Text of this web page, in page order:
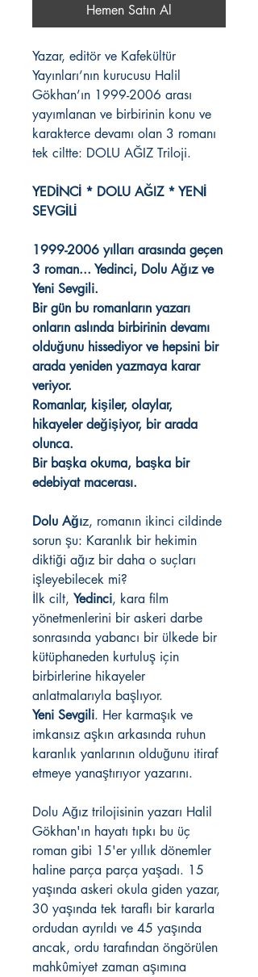
Hemen Satın Al
Yazar, editör ve Kafekültür
Yayınları’nın kurucusu Halil
Gökhan’ın 1999-2006 arası
yayımlanan ve birbirinin konu ve
karakterce devamı olan 3 romanı
tek ciltte: DOLU AĞIZ Triloji.
YEDİNCİ * DOLU AĞIZ * YENİ
SEVGİLİ
1999-2006 yılları arasında geçen
3 roman... Yedinci, Dolu Ağız ve
Yeni Sevgili.
Bir gün bu romanların yazarı
onların aslında birbirinin devamı
olduğunu hissediyor ve hepsini bir
arada yeniden yazmaya karar
veriyor.
Romanlar, kişiler, olaylar,
hikayeler değişiyor, bir arada
olunca.
Bir başka okuma, başka bir
edebiyat macerası.
Dolu Ağız, romanın ikinci cildinde
sorun şu: Karanlık bir hekimin
diktiği ağız bir daha o suçları
işleyebilecek mi?
İlk cilt, Yedinci, kara film
yönetmenlerini bir askeri darbe
sonrasında yabancı bir ülkede bir
kütüphaneden kurtuluş için
birbirlerine hikayeler
anlatmalarıyla başlıyor.
Yeni Sevgili. Her karmaşık ve
imkansız aşkın arkasında ruhun
karanlık yanlarının olduğunu itiraf
etmeye yanaştırıyor yazarını.
Dolu Ağız trilojisinin yazarı Halil
Gökhan'ın hayatı tıpkı bu üç
roman gibi 15'er yıllık dönemler
haline parça parça yaşadı. 15
yaşında askeri okula giden yazar,
30 yaşında tek taraflı bir kararla
ordudan ayrıldı ve 45 yaşında
ancak, ordu tarafından öngörülen
mahkûmiyet zaman aşımına